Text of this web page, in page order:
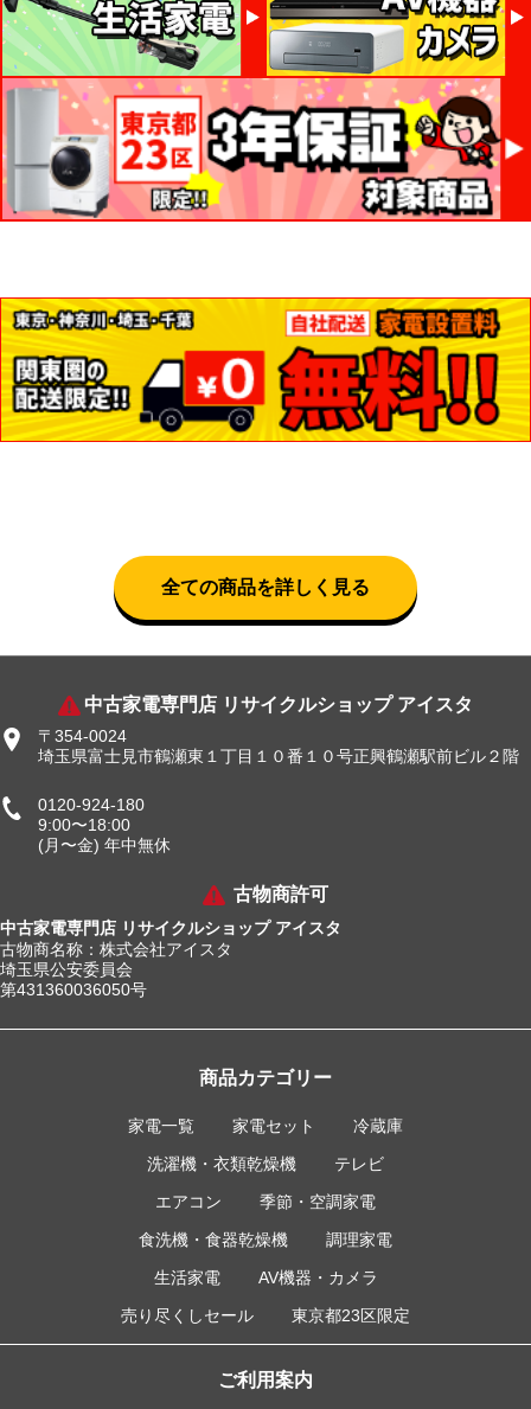
全ての商品を詳しく見る
中古家電専門店 リサイクルショップ アイスタ
〒354-0024
埼玉県富士見市鶴瀬東１丁目１０番１０号正興鶴瀬駅前ビル２階
0120-924-180
9:00〜18:00
(月〜金) 年中無休
古物商許可
中古家電専門店 リサイクルショップ アイスタ
古物商名称：株式会社アイスタ
埼玉県公安委員会
第431360036050号
商品カテゴリー
家電一覧 家電セット
冷蔵庫
洗濯機・衣類乾燥機
テレビ
エアコン
季節・空調家電
食洗機・食器乾燥機
調理家電
生活家電
AV機器・カメラ
売り尽くしセール
東京都23区限定
ご利用案内